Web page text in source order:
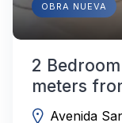
OBRA NUEVA
2
meters
Avenida